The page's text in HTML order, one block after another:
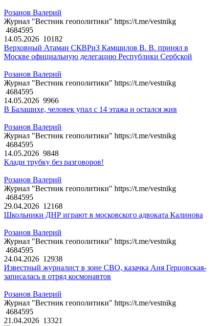
Розанов Валерий
Журнал "Вестник геополитики" https://t.me/vestnikg
4684595
14.05.2026 10182
Верховный Атаман СКВРиЗ Камшилов В. В. принял в
Москве официальную делегацию Республики Сербской
Розанов Валерий
Журнал "Вестник геополитики" https://t.me/vestnikg
4684595
14.05.2026 9966
В Балашихе, человек упал с 14 этажа и остался жив
Розанов Валерий
Журнал "Вестник геополитики" https://t.me/vestnikg
4684595
14.05.2026 9848
Клади трубку без разговоров!
Розанов Валерий
Журнал "Вестник геополитики" https://t.me/vestnikg
4684595
29.04.2026 12168
Школьники ДНР играют в московского адвоката Калинова
Розанов Валерий
Журнал "Вестник геополитики" https://t.me/vestnikg
4684595
24.04.2026 12938
Известный журналист в зоне СВО, казачка Аня Герцовская-
записалась в отряд космонавтов
Розанов Валерий
Журнал "Вестник геополитики" https://t.me/vestnikg
4684595
21.04.2026 13321